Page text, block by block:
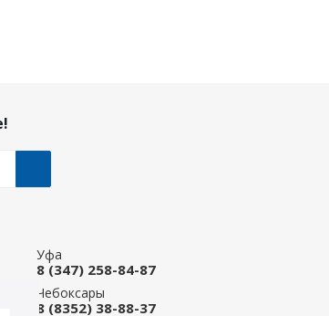
Уфа
8 (347) 258-84-87
Чебоксары
8 (8352) 38-88-37